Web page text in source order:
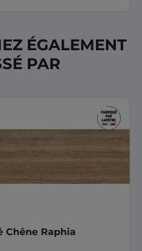
ÉGALEMENT
PAR
Chêne Raphia